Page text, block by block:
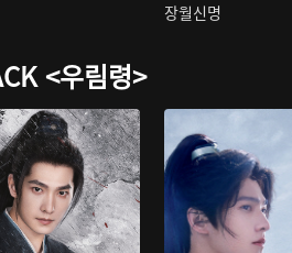
장월신명
<우림령>